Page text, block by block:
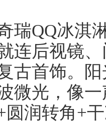
QQ冰淇淋
连后视镜
古首饰。
微光，像
圆润转角+